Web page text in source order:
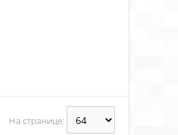
На странице: